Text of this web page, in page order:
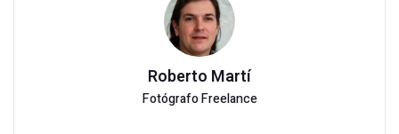
Roberto Martí
Fotógrafo Freelance